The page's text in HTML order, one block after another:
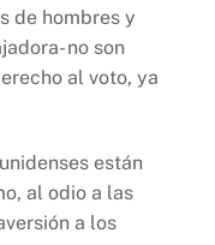
de hombres y
no son
al voto, ya
están
al odio a las
a los